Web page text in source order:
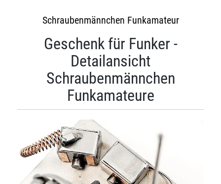
Schraubenmännchen Funkamateur
Geschenk für Funker -
Detailansicht
Schraubenmännchen
Funkamateure